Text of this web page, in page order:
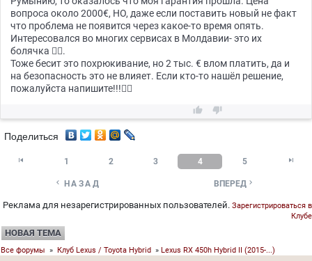
вопроса около 2000€, НО, даже если поставить новый не факт
что проблема не появится через какое-то время опять.
Интересовался во многих сервисах в Молдавии- это их
болячка 🤷‍♂️.
Тоже бесит это похрюкивание, но 2 тыс. € влом платить, да и
на безопасность это не влияет. Если кто-то нашёл решение,
пожалуйста напишите!!!😮‍💨
 
Поделиться
 1 2 3 4 5 
 НАЗАД ВПЕРЕД 
Реклама для незарегистрированных пользователей. Зарегистрироваться в
Клубе
НОВАЯ ТЕМА
Все форумы » Клуб Lexus / Toyota Hybrid » Lexus RX 450h Hybrid II (2015-...)